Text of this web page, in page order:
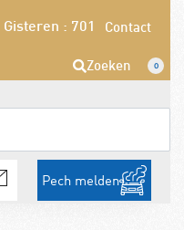
Gisteren : 701 Contact
Zoeken 0
Pech melden